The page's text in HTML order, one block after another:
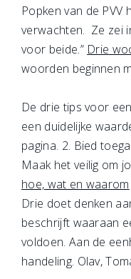
Popken van de PVV
verwachten. Ze zei
voor beide.” Drie
woorden beginnen
De drie tips voor
een duidelijke
pagina. 2. Bied
Maak het veilig om
hoe, wat en waarom
Drie doet denken
beschrijft waaraan
voldoen. Aan de
handeling. Olav,